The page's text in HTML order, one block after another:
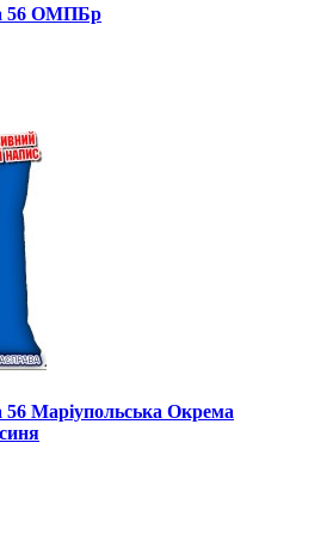
56 ОМПБр
Маріупольська Окрема